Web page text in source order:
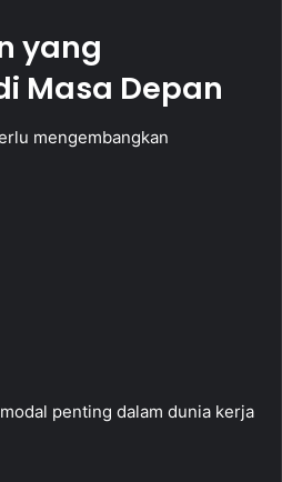
yang
Masa Depan
mengembangkan
penting dalam dunia kerja